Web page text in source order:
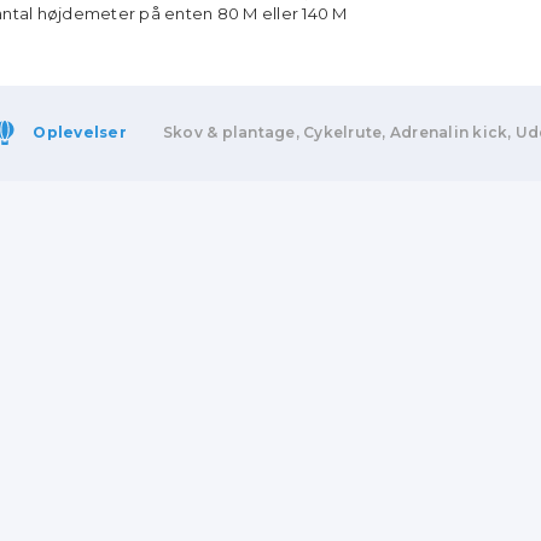
højdemeter på enten 80 M eller 140 M
Oplevelser Skov & plantage, Cykelrute, Adrenalin kick,